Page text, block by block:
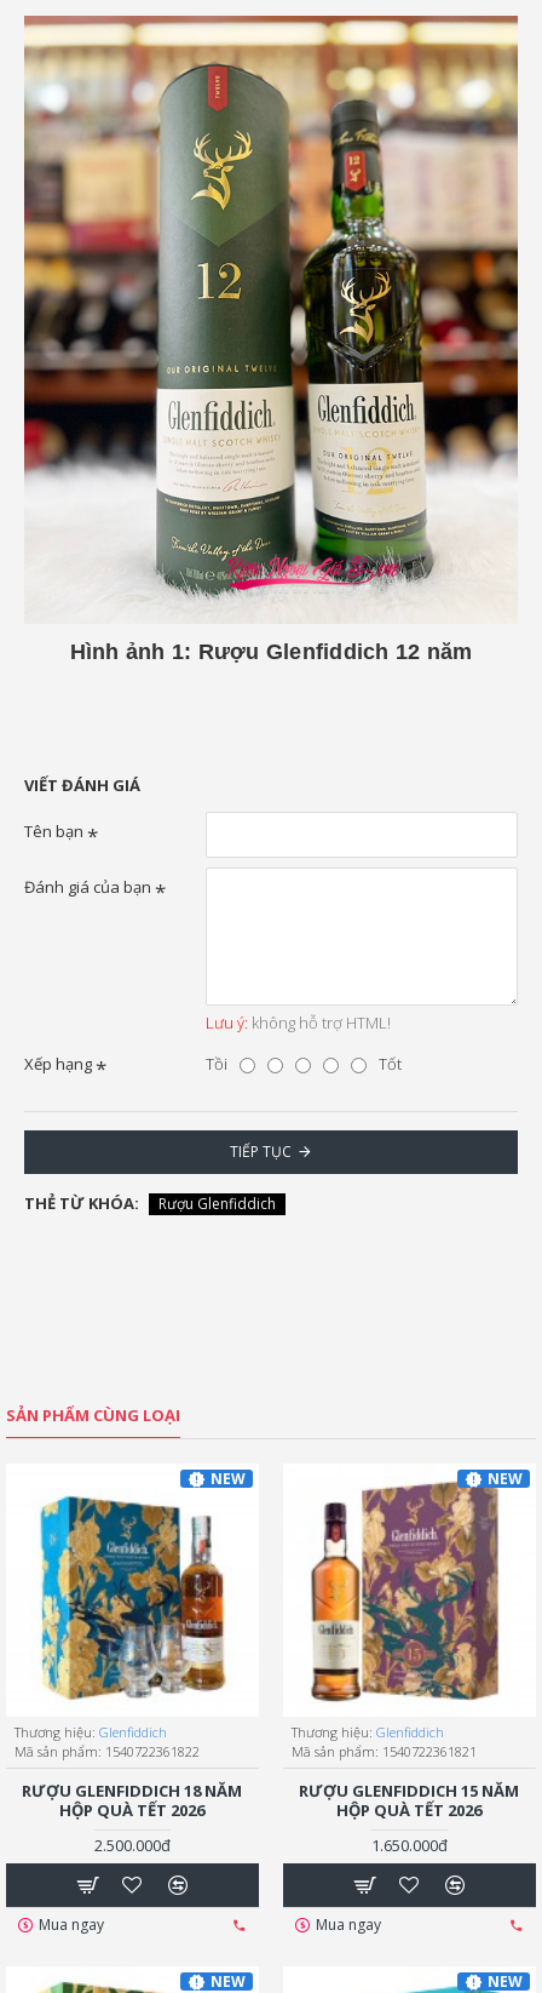
Hình ảnh 1: Rượu Glenfiddich 12 năm
VIẾT ĐÁNH GIÁ
Tên bạn
Đánh giá của bạn
Lưu ý: không hỗ trợ HTML!
Xếp hạng
Tồi Tốt
TIẾP TỤC
THẺ TỪ KHÓA: Rượu Glenfiddich
SẢN PHẨM CÙNG LOẠI
NEW
Thương hiệu: Glenfiddich
Mã sản phẩm: 1540722361822
RƯỢU GLENFIDDICH 18 NĂM
HỘP QUÀ TẾT 2026
2.500.000đ
Mua ngay
NEW
Thương hiệu: Glenfiddich
Mã sản phẩm: 1540722361821
RƯỢU GLENFIDDICH 15 NĂM
HỘP QUÀ TẾT 2026
1.650.000đ
Mua ngay
NEW NEW